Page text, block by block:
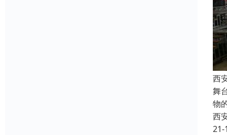
西
舞
物
西
21-